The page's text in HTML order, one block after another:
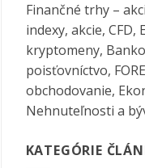
Finančné trhy –
indexy, akcie, CFD,
kryptomeny,
poisťovníctvo,
obchodovanie,
Nehnuteľnosti a
KATEGÓRIE